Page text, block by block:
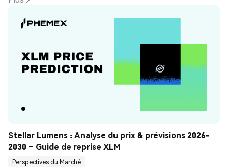
Stellar Lumens : Analyse du prix & prévisions 2026-
2030 – Guide de reprise XLM
Perspectives du Marché